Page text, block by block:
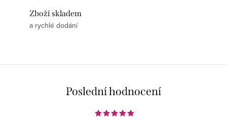
Zboží skladem
a rychlé dodání
Poslední hodnocení